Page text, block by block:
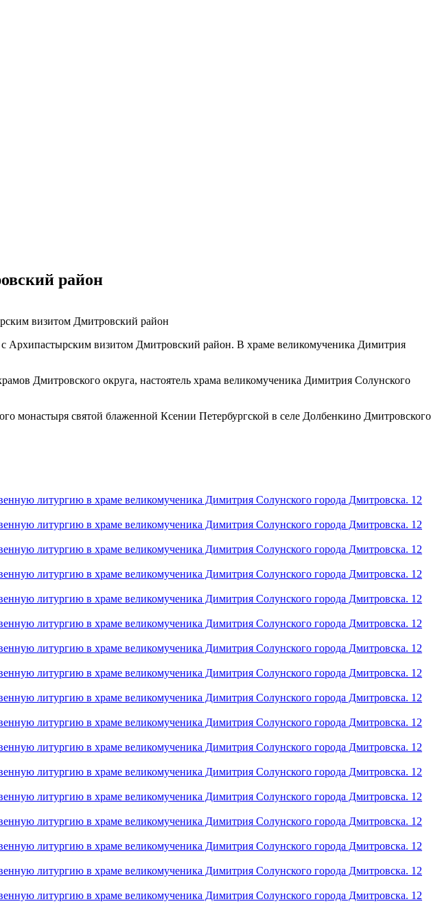
район
Архипастырским визитом Дмитровский район. В храме великомученика Димитрия
Дмитровского округа, настоятель храма великомученика Димитрия Солунского
монастыря святой блаженной Ксении Петербургской в селе Долбенкино Дмитровского